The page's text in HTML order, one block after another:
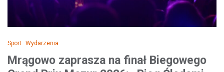
Sport Wydarzenia
Mrągowo zaprasza na finał Biegowego